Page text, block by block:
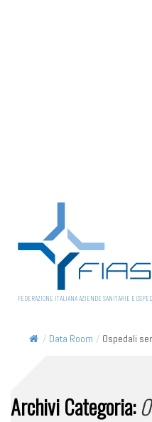
FEDERAZIONE ITALIANA AZIENDE SANITARIE E
/ Data Room / Ospedali
Archivi Categoria: